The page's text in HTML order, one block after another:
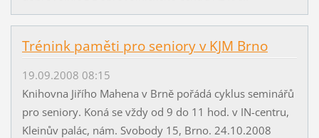
Trénink paměti pro seniory v KJM Brno
19.09.2008 08:15
Knihovna Jiřího Mahena v Brně pořádá cyklus seminářů
pro seniory. Koná se vždy od 9 do 11 hod. v IN-centru,
Kleinův palác, nám. Svobody 15, Brno. 24.10.2008